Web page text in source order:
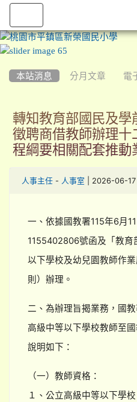
本站消息 分月文章 電
轉知教育部國民及學
徵聘商借教師辦理十
程綱要相關配套推動
人事主任 - 人事室 | 2026-06-
一、依據國教署115年6月
1155402806號函及「教育
以下學校及幼兒園教師作
則）辦理。
二、為辦理旨揭業務，國
高級中等以下學校教師至
說明如下：
（一）教師資格：
１、公立高級中等以下學